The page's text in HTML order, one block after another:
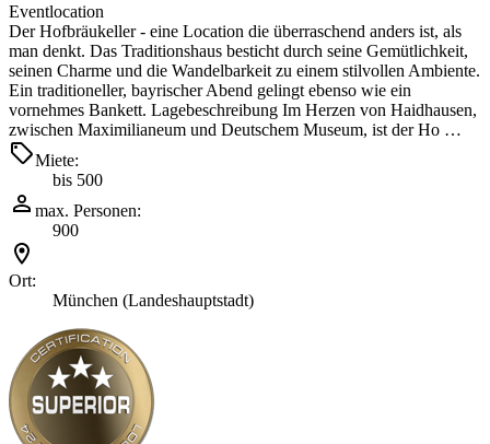
Eventlocation
Der Hofbräukeller - eine Location die überraschend anders ist, als
man denkt. Das Traditionshaus besticht durch seine Gemütlichkeit,
seinen Charme und die Wandelbarkeit zu einem stilvollen Ambiente.
Ein traditioneller, bayrischer Abend gelingt ebenso wie ein
vornehmes Bankett. Lagebeschreibung Im Herzen von Haidhausen,
zwischen Maximilianeum und Deutschem Museum, ist der Ho …
Miete:
bis 500
max. Personen:
900
Ort:
München (Landeshauptstadt)